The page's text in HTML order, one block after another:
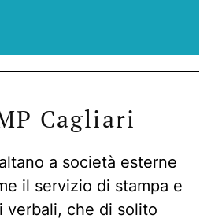
Cagliari
a società esterne
il servizio di stampa e
verbali, che di solito